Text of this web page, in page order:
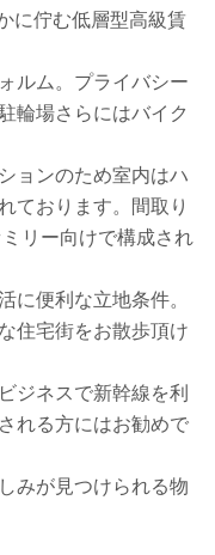
に佇む低層型高級賃
ルム。プライバシー
輪場さらにはバイク
ョンのため室内はハ
ております。間取り
リー向けで構成され
に便利な立地条件。
住宅街をお散歩頂け
ジネスで新幹線を利
れる方にはお勧めで
みが見つけられる物